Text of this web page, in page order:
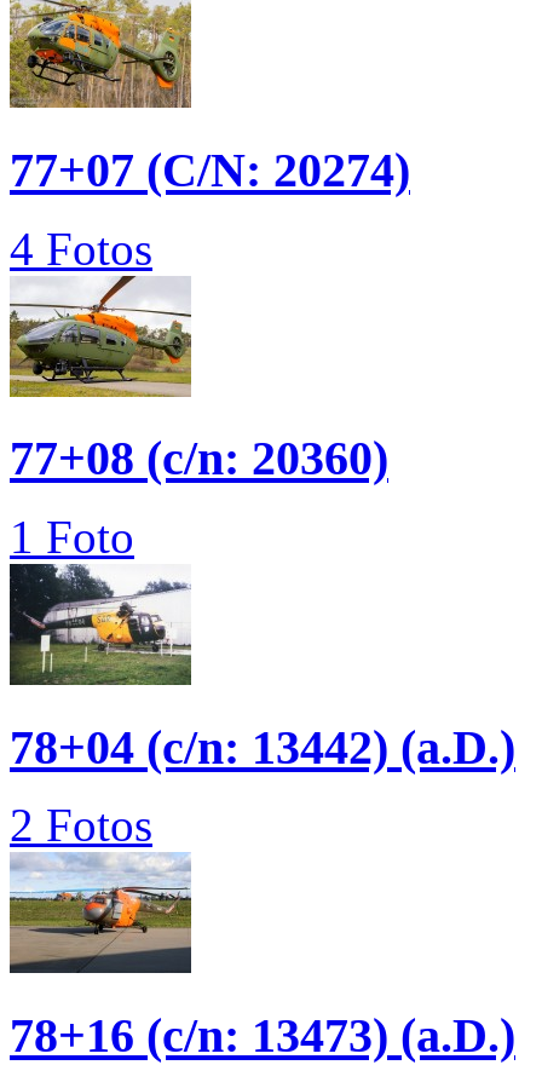
77+07 (C/N: 20274)
4 Fotos
77+08 (c/n: 20360)
1 Foto
78+04 (c/n: 13442) (a.D.)
2 Fotos
78+16 (c/n: 13473) (a.D.)